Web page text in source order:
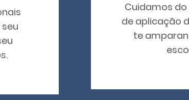
Cuidamos
de aplicação
te